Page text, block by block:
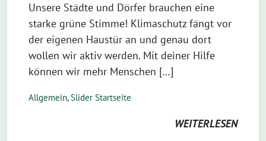
Unsere Städte und Dörfer brauchen eine
starke grüne Stimme! Klimaschutz fängt vor
der eigenen Haustür an und genau dort
wollen wir aktiv werden. Mit deiner Hilfe
können wir mehr Menschen […]
Allgemein,Slider Startseite
WEITERLESEN